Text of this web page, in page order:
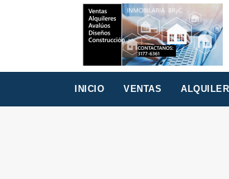
INICIO VENTAS ALQUILER